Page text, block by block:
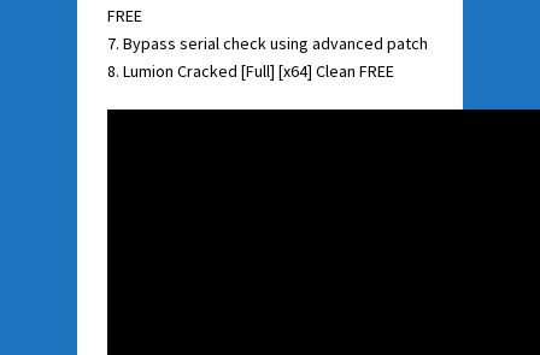
FREE
Bypass serial check using advanced patch
Lumion Cracked [Full] [x64] Clean FREE